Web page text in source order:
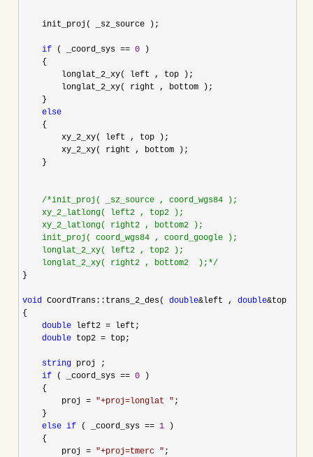
    init_proj( _sz_source );
if ( _coord_sys == 0 )
    {
        longlat_2_xy( left , top );
        longlat_2_xy( right , bottom );
    }
else
    {
        xy_2_xy( left , top );
        xy_2_xy( right , bottom );
    }
/*init_proj( _sz_source , coord_wgs84 );
    xy_2_latlong( left2 , top2 );
    xy_2_latlong( right2 , bottom2 );
    init_proj( coord_wgs84 , coord_google );
    longlat_2_xy( left2 , top2 );
    longlat_2_xy( right2 , bottom2  );
*/
}
void CoordTrans::trans_2_des( double&left , double&top )
{
double left2 = left;
double top2 = top;
string proj ;
if ( _coord_sys == 0 )
    {
        proj
= "+proj=longlat " ;
    }
else if ( _coord_sys == 1 )
    {
        proj
= "+proj=tmerc " ;